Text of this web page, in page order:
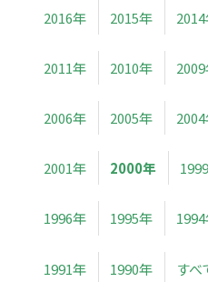
2016年 2015年
2011年 2010年
2006年 2005年
2001年 2000年
1996年 1995年
1991年 1990年 すべ